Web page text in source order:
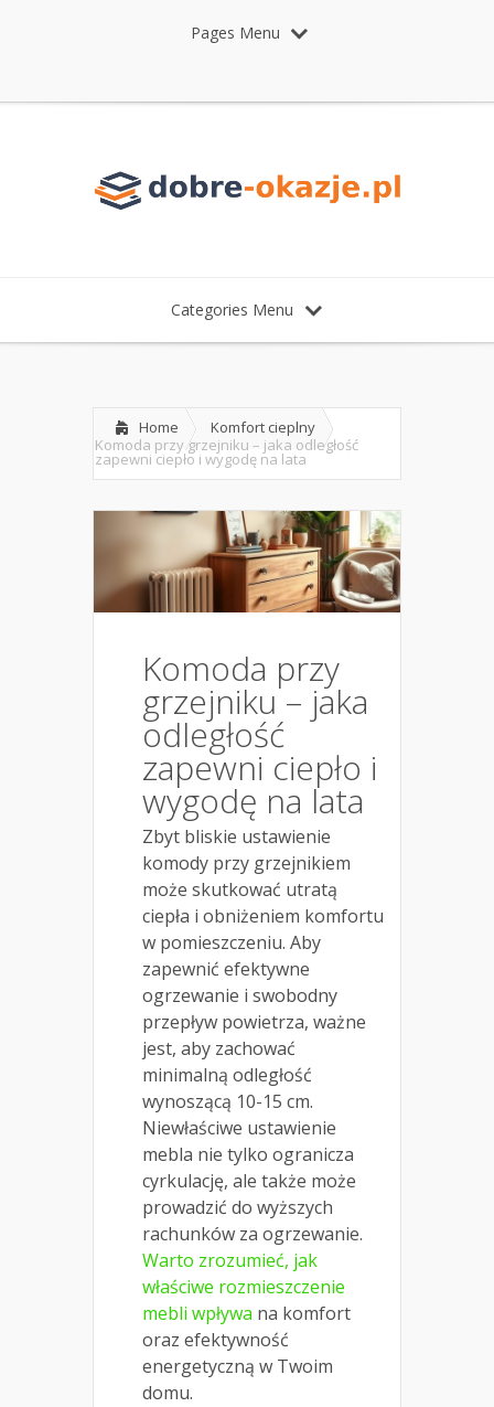
Pages Menu
Categories Menu
Home
Komfort cieplny
Komoda przy grzejniku – jaka odległość
zapewni ciepło i wygodę na lata
Komoda przy
grzejniku – jaka
odległość
zapewni ciepło i
wygodę na lata
Zbyt bliskie ustawienie
komody przy grzejnikiem
może skutkować utratą
ciepła i obniżeniem komfortu
w pomieszczeniu. Aby
zapewnić efektywne
ogrzewanie i swobodny
przepływ powietrza, ważne
jest, aby zachować
minimalną odległość
wynoszącą 10-15 cm.
Niewłaściwe ustawienie
mebla nie tylko ogranicza
cyrkulację, ale także może
prowadzić do wyższych
rachunków za ogrzewanie.
Warto zrozumieć, jak
właściwe rozmieszczenie
mebli wpływa na komfort
oraz efektywność
energetyczną w Twoim
domu.